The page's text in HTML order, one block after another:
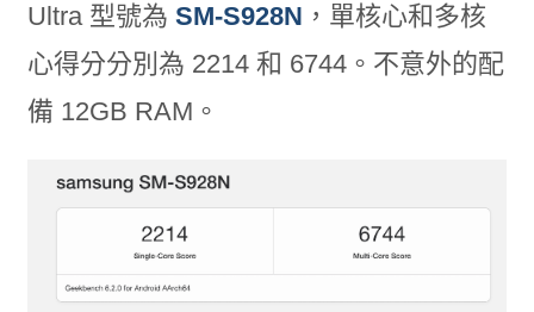
Ultra 型號為 SM-S928N ，單核心和多核
心得分分別為 2214 和 6744。不意外的配
備 12GB RAM。